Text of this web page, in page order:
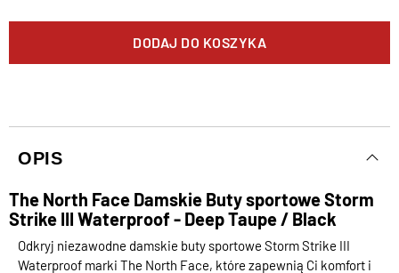
DODAJ DO KOSZYKA
OPIS
The North Face Damskie Buty sportowe Storm
Strike III Waterproof - Deep Taupe / Black
Odkryj niezawodne damskie buty sportowe Storm Strike III
Waterproof marki The North Face, które zapewnią Ci komfort i